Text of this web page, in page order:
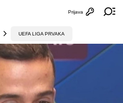
Otvori
Prijava
UEFA LIGA PRVAKA